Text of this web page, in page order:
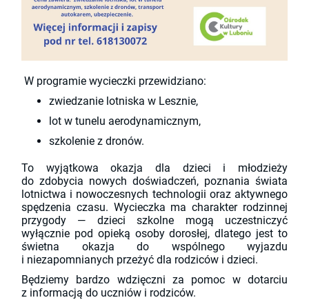
W programie wycieczki przewidziano:
zwiedzanie lotniska w Lesznie,
lot w tunelu aerodynamicznym,
szkolenie z dronów.
To wyjątkowa okazja dla dzieci i młodzieży
do zdobycia nowych doświadczeń, poznania świata
lotnictwa i nowoczesnych technologii oraz aktywnego
spędzenia czasu. Wycieczka ma charakter rodzinnej
przygody — dzieci szkolne mogą uczestniczyć
wyłącznie pod opieką osoby dorosłej, dlatego jest to
świetna okazja do wspólnego wyjazdu
i niezapomnianych przeżyć dla rodziców i dzieci.
Będziemy bardzo wdzięczni za pomoc w dotarciu
z informacją do uczniów i rodziców.